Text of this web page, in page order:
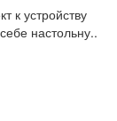
к устройству
настольну..